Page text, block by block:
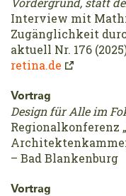
Interview mit
Zugänglichkeit
aktuell Nr. 176
retina.de
Vortrag
Design für Alle im
Regionalkonferenz
– Bad Blankenburg
Vortrag